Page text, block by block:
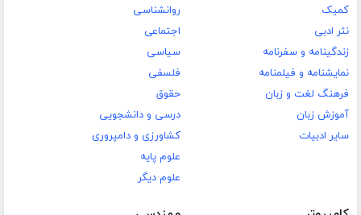
کمیک
نثر ادبی
زندگینامه و سفرنامه
نمایشنامه و فیلمنامه
فرهنگ لغت و زبان
آموزش زبان
سایر ادبیات
روانشناسی
اجتماعی
سیاسی
فلسفی
حقوق
درسی و دانشجویی
کشاورزی و دامپروری
علوم پایه
علوم دیگر